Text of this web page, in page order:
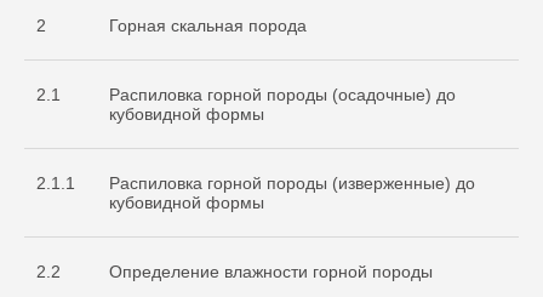
2 Горная скальная порода
2.1
Распиловка горной породы (осадочные) до
кубовидной формы
2.1.1
Распиловка горной породы (изверженные) до
кубовидной формы
2.2 Определение влажности горной породы